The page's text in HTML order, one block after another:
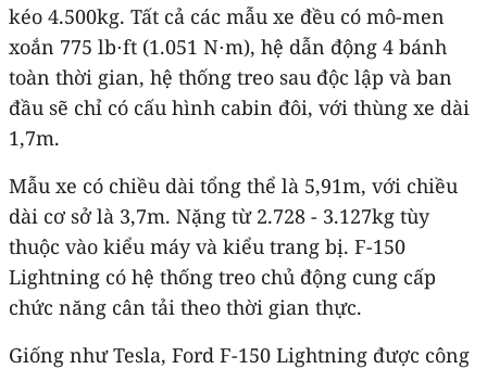
kéo 4.500kg. Tất cả các mẫu xe đều có mô-men
xoắn 775 lb⋅ft (1.051 N⋅m), hệ dẫn động 4 bánh
toàn thời gian, hệ thống treo sau độc lập và ban
đầu sẽ chỉ có cấu hình cabin đôi, với thùng xe dài
1,7m.
Mẫu xe có chiều dài tổng thể là 5,91m, với chiều
dài cơ sở là 3,7m. Nặng từ 2.728 - 3.127kg tùy
thuộc vào kiểu máy và kiểu trang bị. F-150
Lightning có hệ thống treo chủ động cung cấp
chức năng cân tải theo thời gian thực.
Giống như Tesla, Ford F-150 Lightning được công